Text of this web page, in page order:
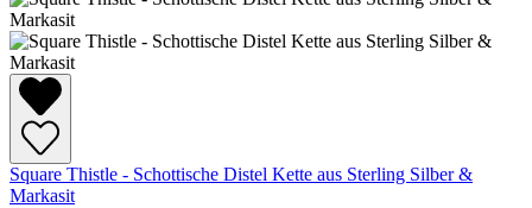
Square Thistle - Schottische Distel Kette aus Sterling Silber &
Markasit